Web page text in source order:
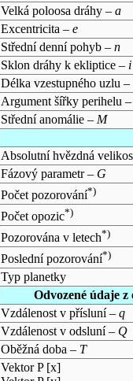
Velká poloosa dráhy – a
Excentricita – e
Střední denní pohyb – n
Sklon dráhy k ekliptice – i
Délka vzestupného uzlu –
Argument šířky perihelu
Střední anomálie – M
Absolutní hvězdná
Fázový parametr – G
Počet pozorování*)
Počet opozic*)
Pozorována v letech*)
Poslední pozorování*)
Typ planetky
Odvozené údaje
Vzdálenost v přísluní – q
Vzdálenost v odsluní – Q
Oběžná doba – T
Vektor P [x]